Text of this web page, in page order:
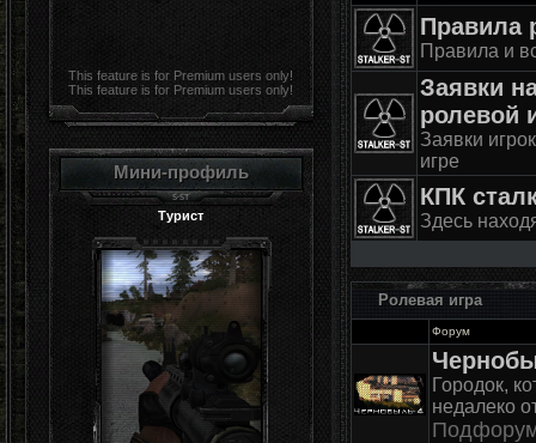
This feature is for Premium users only!
This feature is for Premium users only!
Мини-профиль
Турист
Правила
Правила и
Заявки
ролевой
Заявки
игре
КПК
Здесь
Ролевая игра
Форум
Городок,
недалеко